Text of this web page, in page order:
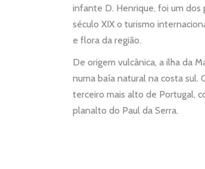
infante D. Henrique, foi um dos
século XIX o turismo
e flora da região.
De origem vulcânica, a ilha da
numa baía natural na costa sul.
terceiro mais alto de Portugal,
planalto do Paul da Serra.